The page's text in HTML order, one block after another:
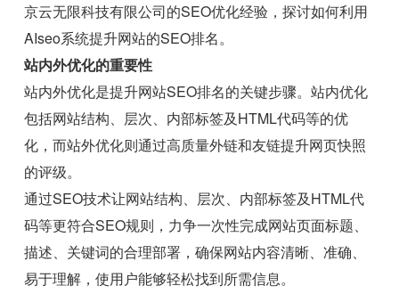
京云无限科技有限公司的SEO优化经验，探讨如何利用
AIseo系统提升网站的SEO排名。
站内外优化的重要性
站内外优化是提升网站SEO排名的关键步骤。站内优化
包括网站结构、层次、内部标签及HTML代码等的优
化，而站外优化则通过高质量外链和友链提升网页快照
的评级。
通过SEO技术让网站结构、层次、内部标签及HTML代
码等更符合SEO规则，力争一次性完成网站页面标题、
描述、关键词的合理部署，确保网站内容清晰、准确、
易于理解，使用户能够轻松找到所需信息。